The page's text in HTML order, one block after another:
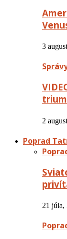
3
2
Poprad
21 júla,